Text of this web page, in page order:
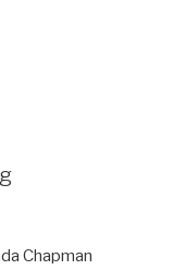
Chapman